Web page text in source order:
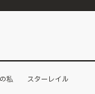
の私 スターレイル